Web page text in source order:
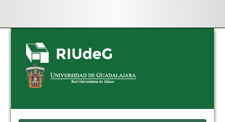
Skip
navigation